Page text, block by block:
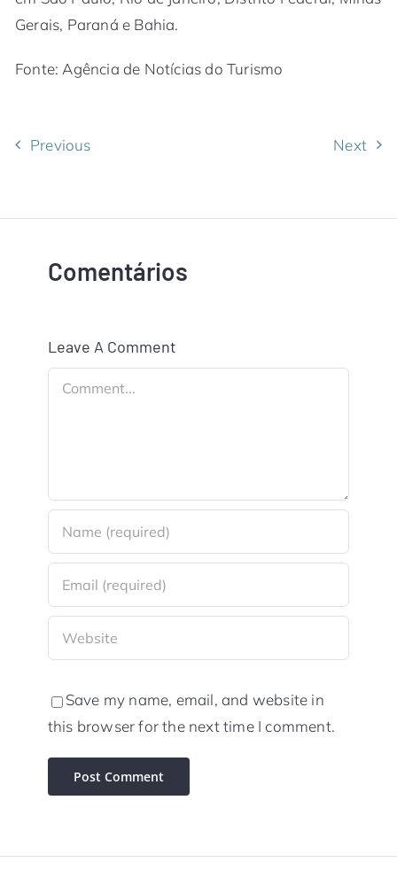
Gerais, Paraná e Bahia.
Fonte: Agência de Notícias do Turismo
Previous Next
Comentários
Leave A Comment
Comment
Save my name, email, and website in
this browser for the next time I comment.